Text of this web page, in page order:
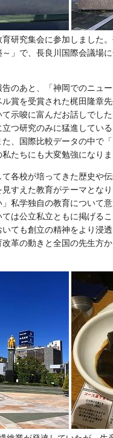
研究集会に参加しました
」で、長良川国際会議場
のあと、「神岡でのニュ
賞を受賞された梶田隆章
示唆に富んだお話しでし
つ研究のみに猛進してい
、国際比較データの中で
たちにも大変勉強になりま
各校が培ってきた歴史や
すえた教育がテーマとな
私学独自の教育について意
は公立私立ともに掲げる
ても創立の精神をより浸
革の動きと全国の先生方